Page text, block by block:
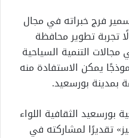
فرج خبراته في مجال
تجربة تطوير محافظة
التنمية السياحية
يمكن الاستفادة منه
بمدينة بورسعيد.
الثقافية اللواء
تقديرًا لمشاركته في